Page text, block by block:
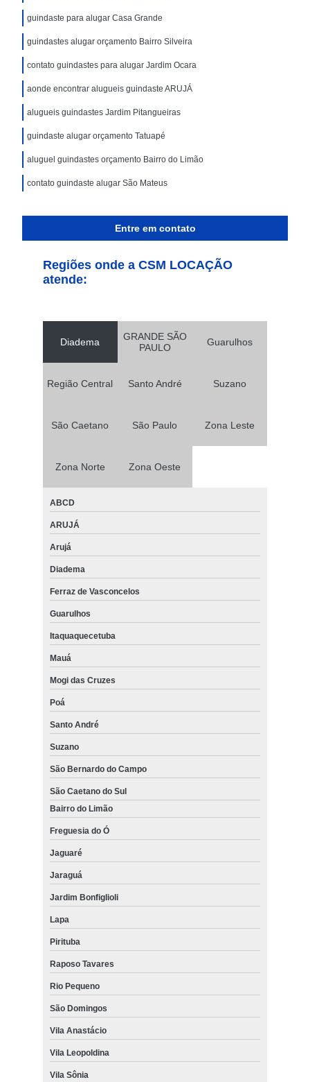
guindaste para alugar Casa Grande
guindastes alugar orçamento Bairro Silveira
contato guindastes para alugar Jardim Ocara
aonde encontrar alugueis guindaste ARUJÁ
alugueis guindastes Jardim Pitangueiras
guindaste alugar orçamento Tatuapé
aluguel guindastes orçamento Bairro do Limão
contato guindaste alugar São Mateus
Entre em contato
Regiões onde a CSM LOCAÇÃO
atende:
Diadema
GRANDE SÃO
PAULO
Guarulhos
Região Central Santo André Suzano
São Caetano São Paulo Zona Leste
Zona Norte Zona Oeste
ABCD
ARUJÁ
Arujá
Diadema
Ferraz de Vasconcelos
Guarulhos
Itaquaquecetuba
Mauá
Mogi das Cruzes
Poá
Santo André
Suzano
São Bernardo do Campo
São Caetano do Sul
Bairro do Limão
Freguesia do Ó
Jaguaré
Jaraguá
Jardim Bonfiglioli
Lapa
Pirituba
Raposo Tavares
Rio Pequeno
São Domingos
Vila Anastácio
Vila Leopoldina
Vila Sônia